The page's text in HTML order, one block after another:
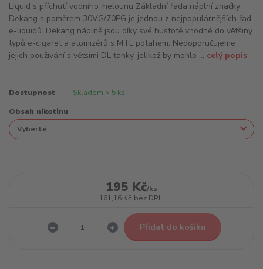
Liquid s příchutí vodního melounu Základní řada náplní značky
Dekang s poměrem 30VG/70PG je jednou z nejpopulárnějších řad
e-liquidů. Dekang náplně jsou díky své hustotě vhodné do většiny
typů e-cigaret a atomizérů s MTL potahem. Nedoporučujeme
jejich používání s většími DL tanky, jelikož by mohlo ... celý popis
Dostupnost Skladem > 5 ks
Obsah nikotinu
195 Kč/ks
161,16 Kč bez DPH
Přidat do košíku